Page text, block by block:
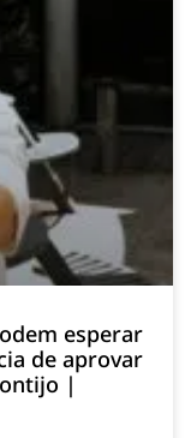
esperar
de aprovar
|